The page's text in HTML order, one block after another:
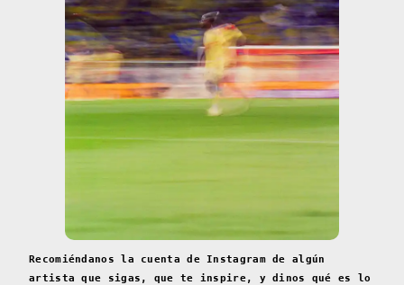
Recomiéndanos la cuenta de Instagram de algún
artista que sigas, que te inspire, y dinos qué es lo